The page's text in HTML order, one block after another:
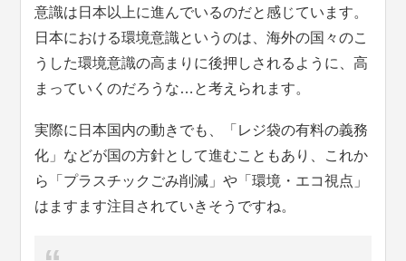
意識は日本以上に進んでいるのだと感じています。
日本における環境意識というのは、海外の国々のこ
うした環境意識の高まりに後押しされるように、高
まっていくのだろうな…と考えられます。
実際に日本国内の動きでも、「レジ袋の有料の義務
化」などが国の方針として進むこともあり、これか
ら「プラスチックごみ削減」や「環境・エコ視点」
はますます注目されていきそうですね。